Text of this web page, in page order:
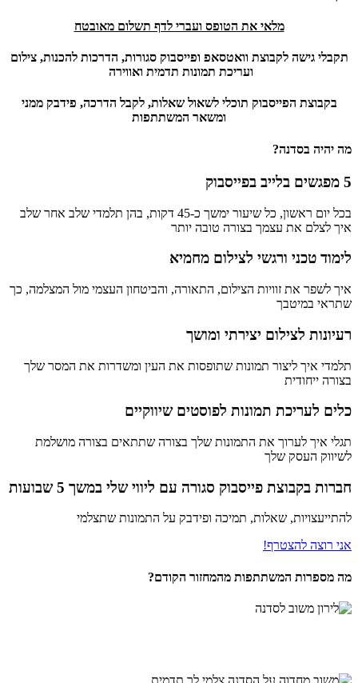
מלאי את הטופס ועברי לדף תשלום מאובטח
תקבלי גישה לקבוצת וואטסאפ ופייסבוק סגורות, הדרכות להכנות, צילום
ועריכת תמונות תדמית ואווירה
בקבוצת הפייסבוק תוכלי לשאול שאלות, לקבל הדרכה, פידבק ממני
ומשאר המשתתפות
מה יהיה בסדנה?
5 מפגשים בלייב בפייסבוק
בכל יום ראשון, כל שיעור ימשך כ-45 דקות, בהן תלמדי שלב אחר שלב
איך לצלם את עצמך בצורה טובה יותר
לימוד טכני ורגשי לצילום מחמיא
איך לשפר את זוויות הצילום, התאורה, והביטחון העצמי מול המצלמה, כך
שתראי במיטבך
רעיונות לצילום יצירתי ומושך
תלמדי איך ליצור תמונות שתופסות את העין ומשדרות את המסר שלך
בצורה ייחודית
כלים לעריכת תמונות לפוסטים שיווקיים
תגלי איך לערוך את התמונות שלך בצורה שתתאים בצורה מושלמת
לשיווק העסק שלך
חברות בקבוצת פייסבוק סגורה עם ליווי שלי במשך 5 שבועות
להתייעצויות, שאלות, תמיכה ופידבק על התמונות שתצלמי
אני רוצה להצטרף!
מה מספרות המשתתפות מהמחזור הקודם?